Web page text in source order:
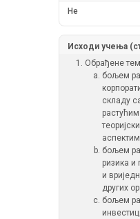
Не
Исходи учења
Обрађене
бољем
складу
бољем
ризика и
и
других
бољем